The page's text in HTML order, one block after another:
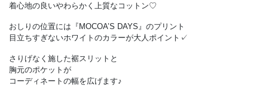
着心地の良いやわらかく上質なコットン♡
おしりの位置には『MOCOA’S DAYS』のプリント
目立ちすぎないホワイトのカラーが大人ポイント✓
さりげなく施した裾スリットと
胸元のポケットが
コーディネートの幅を広げます♪